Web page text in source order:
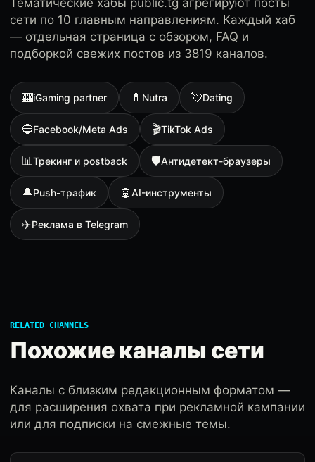
Тематические хабы public.tg агрегируют посты
сети по 10 главным направлениям. Каждый хаб
— отдельная страница с обзором, FAQ и
подборкой свежих постов из 3819 каналов.
🎰iGaming partner 💊 Nutra 💘Dating
🔵Facebook/Meta Ads 🎬TikTok Ads
📊Трекинг и postback 🛡Антидетект-браузеры
🔔Push-трафик 🤖AI-инструменты
✈️Реклама в Telegram
RELATED CHANNELS
Похожие каналы сети
Каналы с близким редакционным форматом —
для расширения охвата при рекламной кампании
или для подписки на смежные темы.